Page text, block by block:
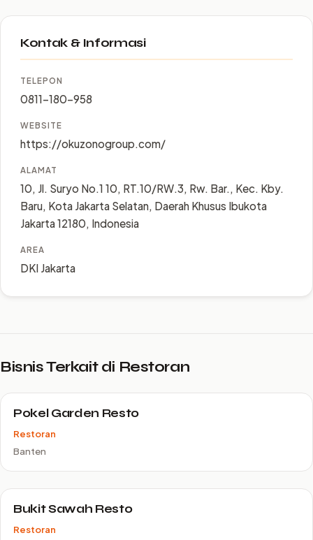
Kontak & Informasi
TELEPON
0811-180-958
WEBSITE
https://okuzonogroup.com/
ALAMAT
10, Jl. Suryo No.1 10, RT.10/RW.3, Rw. Bar., Kec. Kby.
Baru, Kota Jakarta Selatan, Daerah Khusus Ibukota
Jakarta 12180, Indonesia
AREA
DKI Jakarta
Bisnis Terkait di Restoran
Pokel Garden Resto
Restoran
Banten
Bukit Sawah Resto
Restoran